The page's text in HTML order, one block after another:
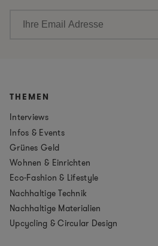
THEMEN
Interviews
Infos & Events
Grünes Geld
Wohnen & Einrichten
Eco-Fashion & Lifestyle
Nachhaltige Technik
Nachhaltige Materialien
Upcycling & Circular Design